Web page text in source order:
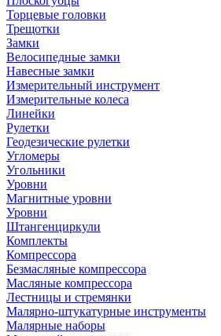
Торцевые головки
Трещотки
Замки
Велосипедные замки
Навесные замки
Измерительный инструмент
Измерительные колеса
Линейки
Рулетки
Геодезические рулетки
Угломеры
Угольники
Уровни
Магнитные уровни
Уровни
Штангенциркули
Комплекты
Компрессора
Безмасляные компрессора
Масляные компрессора
Лестницы и стремянки
Малярно-штукатурные инструменты
Малярные наборы